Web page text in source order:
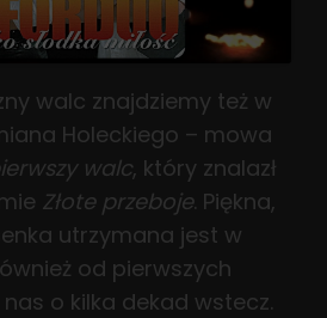
walc znajdziemy też w
Holeckiego – mowa
walc, który znalazł
Złote przeboje. Piękna,
utrzymana jest w
od pierwszych
o kilka dekad wstecz.